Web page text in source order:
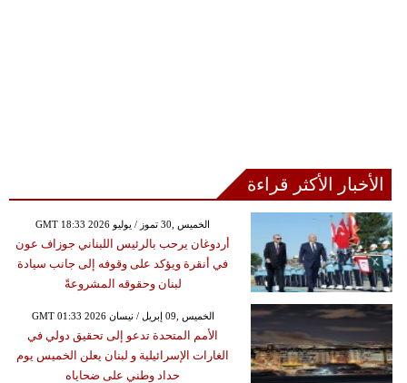
الأخبار الأكثر قراءة
GMT 18:33 2026 الخميس ,30 تموز / يوليو
أردوغان يرحب بالرئيس اللبناني جوزاف عون
في أنقرة ويؤكد على وقوفه إلى جانب سيادة
لبنان وحقوقه المشروعةً
GMT 01:33 2026 الخميس ,09 إبريل / نيسان
الأمم المتحدة تدعو إلى تحقيق دولي في
الغارات الإسرائيلية و لبنان يعلن الخميس يوم
حداد وطني على ضحاياه